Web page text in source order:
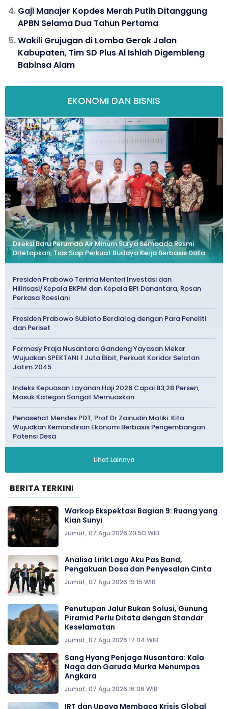
Gaji Manajer Kopdes Merah Putih Ditanggung
APBN Selama Dua Tahun Pertama
Wakili Grujugan di Lomba Gerak Jalan
Kabupaten, Tim SD Plus Al Ishlah Digembleng
Babinsa Alam
EKONOMI DAN BISNIS
Direksi Baru Perumda Air Minum Surya Sembada Resmi
Ditetapkan, Tias Siap Perkuat Budaya Kerja Berbasis Data
Presiden Prabowo Terima Menteri Investasi dan
Hilirisasi/Kepala BKPM dan Kepala BPI Danantara, Rosan
Perkasa Roeslani
Presiden Prabowo Subiato Berdialog dengan Para Peneliti
dan Periset
Formasy Praja Nusantara Gandeng Yayasan Mekar
Wujudkan SPEKTANI 1 Juta Bibit, Perkuat Koridor Selatan
Jatim 2045
Indeks Kepuasan Layanan Haji 2026 Capai 83,28 Persen,
Masuk Kategori Sangat Memuaskan
Penasehat Mendes PDT, Prof Dr Zainudin Maliki: Kita
Wujudkan Kemandirian Ekonomi Berbasis Pengembangan
Potensi Desa
Lihat Lainnya
BERITA TERKINI
Warkop Ekspektasi Bagian 9: Ruang yang
Kian Sunyi
Jumat, 07 Agu 2026 20:50 WIB
Analisa Lirik Lagu Aku Pas Band,
Pengakuan Dosa dan Penyesalan Cinta
Jumat, 07 Agu 2026 19:15 WIB
Penutupan Jalur Bukan Solusi, Gunung
Piramid Perlu Ditata dengan Standar
Keselamatan
Jumat, 07 Agu 2026 17:04 WIB
Sang Hyang Penjaga Nusantara: Kala
Naga dan Garuda Murka Menumpas
Angkara
Jumat, 07 Agu 2026 16:06 WIB
IRT dan Upaya Membaca Krisis Global